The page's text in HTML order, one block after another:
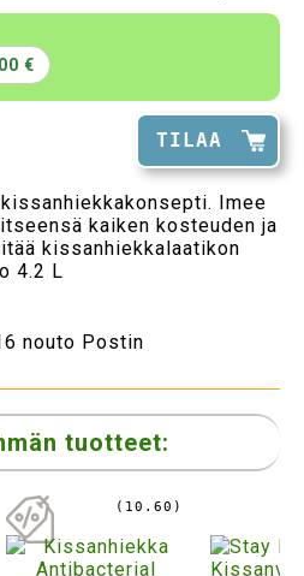
€
TILAA
Imee
kaiken kosteuden ja
kissanhiekkalaatikon
4.2 L
nouto Postin
tuotteet:
(10.60)